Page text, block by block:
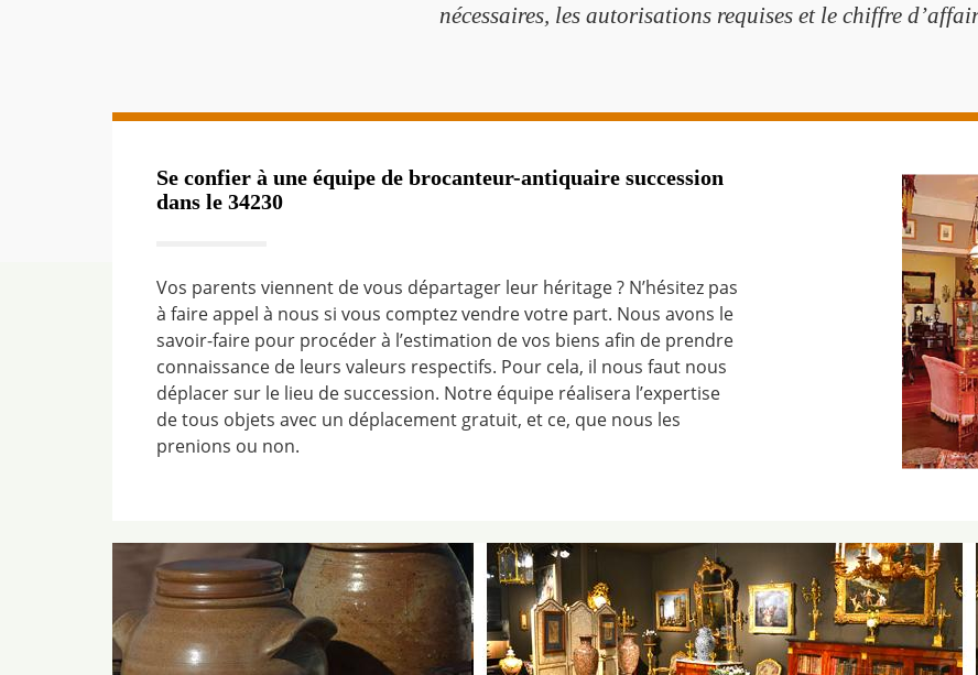
nécessaires, les autorisations requises et le chiffre
Se confier à une équipe de brocanteur-antiquaire succession
dans le 34230
Vos parents viennent de vous départager leur héritage ? N’hésitez pas
à faire appel à nous si vous comptez vendre votre part. Nous avons le
savoir-faire pour procéder à l’estimation de vos biens afin de prendre
connaissance de leurs valeurs respectifs. Pour cela, il nous faut nous
déplacer sur le lieu de succession. Notre équipe réalisera l’expertise
de tous objets avec un déplacement gratuit, et ce, que nous les
prenions ou non.